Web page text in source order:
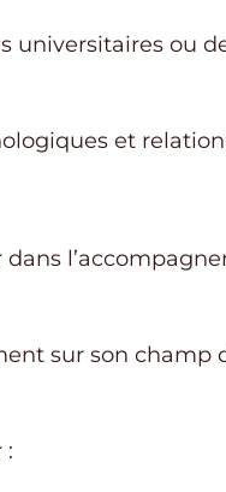
ou
et
sur son champ
: